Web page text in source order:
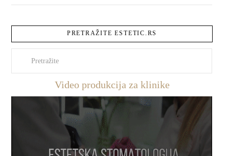
PRETRAŽITE ESTETIC.RS
Video produkcija za klinike